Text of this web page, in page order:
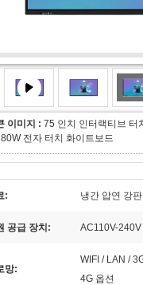
이미지 : 75 인치 인터랙티브 터
전자 터치 화이트보드
: 냉간 압연 강판
공급 장치: AC110V-240V
망:
WIFI / LAN /
4G 옵션